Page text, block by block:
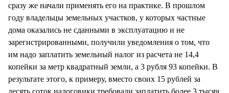
сразу же начали применять его на практике. В прошлом
году владельцы земельных участков, у которых частные
дома оказались не сданными в эксплуатацию и не
зарегистрированными, получили уведомления о том, что
им надо заплатить земельный налог из расчета не 14,4
копейки за метр квадратный земли, а 3 рубля 93 копейки. В
результате этого, к примеру, вместо своих 15 рублей за
десять соток налоговики требовали заплатить более 3 тысяч